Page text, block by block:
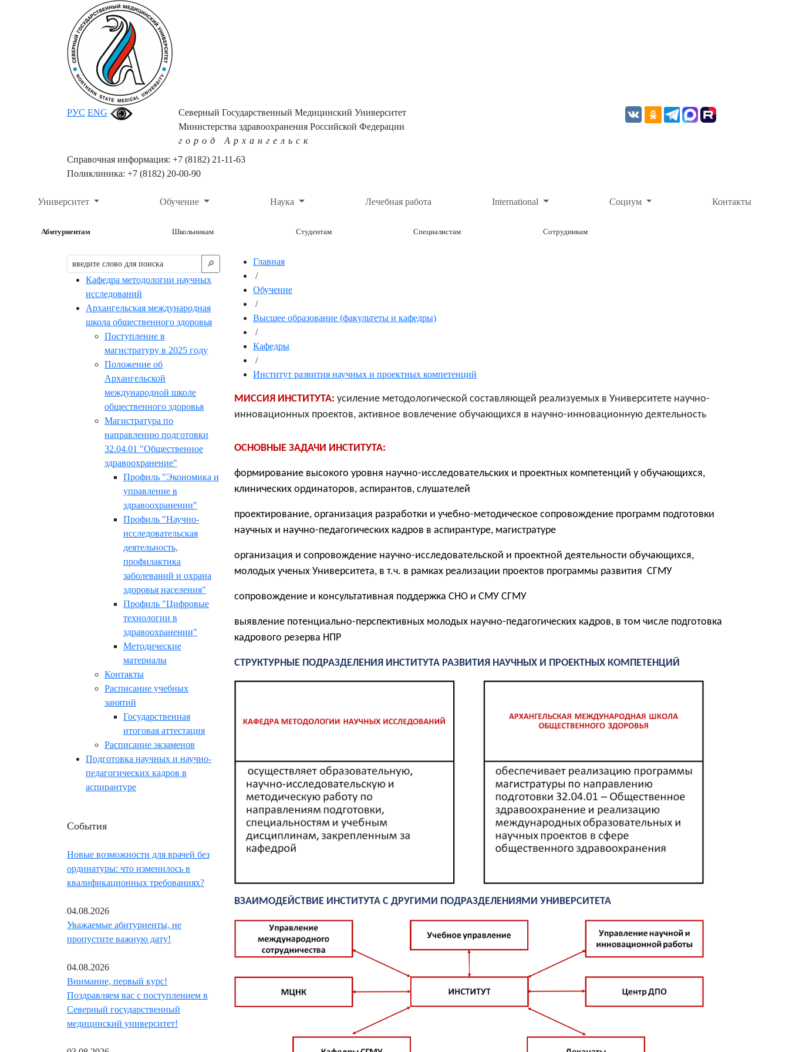
РУС ENG
Северный Государственный Медицинский Университет
Министерства здравоохранения Российской Федерации
город Архангельск
Справочная информация: +7 (8182) 21-11-63
Поликлиника: +7 (8182) 20-00-90
Университет Обучение Наука Лечебная работа International Социум Контакты
Абитуриентам Школьникам Студентам Специалистам Сотрудникам
🔎︎
Кафедра методологии научных
исследований
Архангельская международная
школа общественного здоровья
Поступление в
магистратуру в 2025 году
Положение об
Архангельской
международной школе
общественного здоровья
Магистратура по
направлению подготовки
32.04.01 "Общественное
здравоохранение"
Профиль "Экономика и
управление в
здравоохранении"
Профиль "Научно-
исследовательская
деятельность,
профилактика
заболеваний и охрана
здоровья населения"
Профиль "Цифровые
технологии в
здравоохранении"
Методические
материалы
Контакты
Расписание учебных
занятий
Государственная
итоговая аттестация
Расписание экзаменов
Подготовка научных и научно-
педагогических кадров в
аспирантуре
События
Новые возможности для врачей без
ординатуры: что изменилось в
квалификационных требованиях?
04.08.2026
Уважаемые абитуриенты, не
пропустите важную дату!
04.08.2026
Внимание, первый курс!
Поздравляем вас с поступлением в
Северный государственный
медицинский университет!
Главная
/
Обучение
/
Высшее образование (факультеты и кафедры)
/
Кафедры
/
Институт развития научных и проектных компетенций
МИССИЯ ИНСТИТУТА: усиление методологической составляющей реализуемых в Университете научно-
инновационных проектов, активное вовлечение обучающихся в научно-инновационную деятельность
ОСНОВНЫЕ ЗАДАЧИ ИНСТИТУТА:
формирование высокого уровня научно-исследовательских и проектных компетенций у обучающихся,
клинических ординаторов, аспирантов, слушателей
проектирование, организация разработки и учебно-методическое сопровождение программ подготовки
научных и научно-педагогических кадров в аспирантуре, магистратуре
организация и сопровождение научно-исследовательской и проектной деятельности обучающихся,
молодых ученых Университета, в т.ч. в рамках реализации проектов программы развития СГМУ
сопровождение и консультативная поддержка СНО и СМУ СГМУ
выявление потенциально-перспективных молодых научно-педагогических кадров, в том числе подготовка
кадрового резерва НПР
СТРУКТУРНЫЕ ПОДРАЗДЕЛЕНИЯ ИНСТИТУТА РАЗВИТИЯ НАУЧНЫХ И ПРОЕКТНЫХ КОМПЕТЕНЦИЙ
ВЗАИМОДЕЙСТВИЕ ИНСТИТУТА С ДРУГИМИ ПОДРАЗДЕЛЕНИЯМИ УНИВЕРСИТЕТА